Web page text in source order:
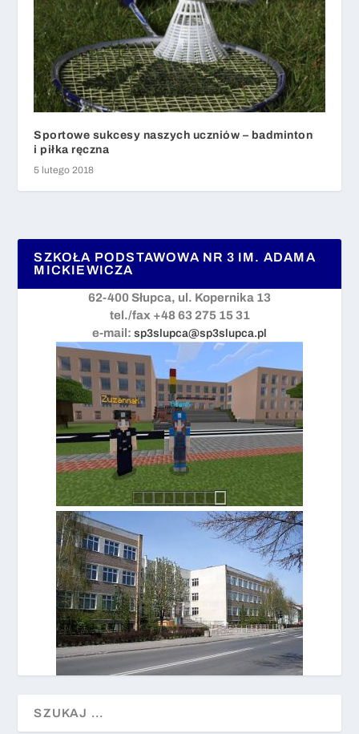
Sportowe sukcesy naszych uczniów – badminton
i piłka ręczna
5 lutego 2018
SZKOŁA PODSTAWOWA NR 3 IM. ADAMA
MICKIEWICZA
62-400 Słupca, ul. Kopernika 13
tel./fax +48 63 275 15 31
e-mail: sp3slupca@sp3slupca.pl